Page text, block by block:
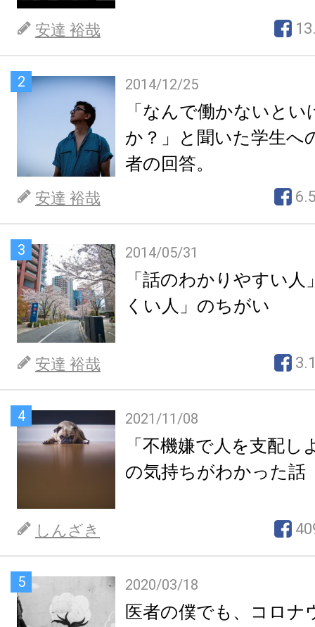
安達 裕哉
2 2014/12/25
「なんで働かないと
か？」と聞いた学生へ
者の回答。
安達 裕哉
3 2014/05/31
「話のわかりやすい
くい人」のちがい
安達 裕哉
4 2021/11/08
「不機嫌で人を支配し
の気持ちがわかった話
しんざき
5 2020/03/18
医者の僕でも、コロナ